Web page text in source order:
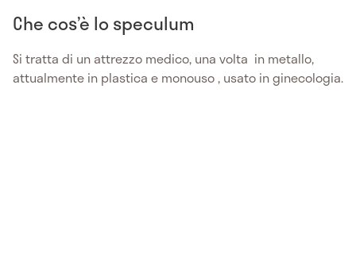
Che cos’è lo speculum
Si tratta di un attrezzo medico, una volta in metallo,
attualmente in plastica e monouso , usato in ginecologia.